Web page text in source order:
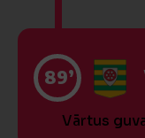
89’
Vārtus